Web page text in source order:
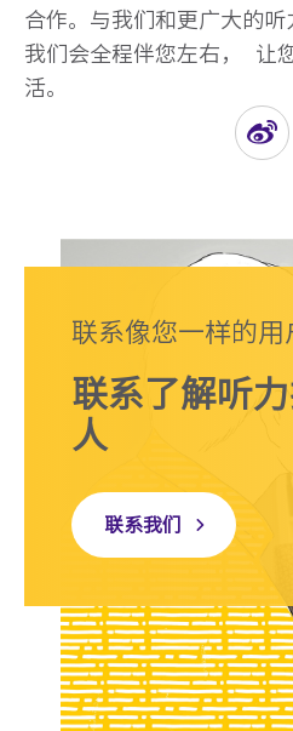
合作。与我们和更广大的听
我们会全程伴您左右， 让
活。
联系像您一样的用
联系了解听
人
联系我们